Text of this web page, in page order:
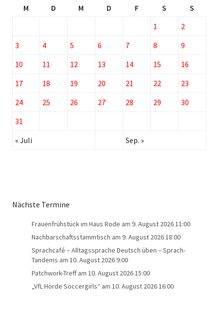
M D M D F S
S
1
2
3
4 5 6 7 8
9
10
11 12 13 14 15
16
17
18 19 20 21 22
23
24
25 26 27 28 29
30
31
« Juli
Sep. »
Nächste Termine
Frauenfrühstück im Haus Rode am 9. August 2026 11:00
Nachbarschaftsstammtisch am 9. August 2026 18:00
Sprachcafé – Alltagssprache Deutsch üben – Sprach-
Tandems am 10. August 2026 9:00
Patchwork-Treffam 10. August 2026 15:00
„VfL Hörde Soccergirls“ am 10. August 2026 16:00